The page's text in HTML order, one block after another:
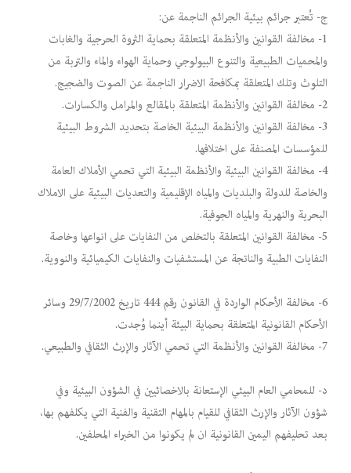
ج- تُعتبر جرائم بيئية الجرائم الناجمة عن:
1- مخالفة القوانين والأنظمة المتعلقة بحماية الثروة الحرجية والغابات
والمحميات الطبيعية والتنوع البيولوجي وحماية الهواء والماء والتربة من
التلوث وتلك المتعلقة بمكافحة الاضرار الناجمة عن الصوت والضجيج.
2- مخالفة القوانين والأنظمة المتعلقة بالمقالع والمرامل والكسارات.
3- مخالفة القوانين والأنظمة البيئية الخاصة بتحديد الشروط البيئية
للمؤسسات المصنفة على اختلافها.
4- مخالفة القوانين البيئية والأنظمة البيئية التي تحمي الأملاك العامة
والخاصة للدولة والبلديات والمياه الإقليمية والتعديات البيئية على الاملاك
البحرية والنهرية والمياه الجوفية.
5- مخالفة القوانين المتعلقة بالتخلص من النفايات على انواعها وخاصة
النفايات الطبية والناتجة عن المستشفيات والنفايات الكيميائية والنووية.
6- مخالفة الأحكام الواردة في القانون رقم 444 تاريخ 29/7/2002 وسائر
الأحكام القانونية المتعلقة بحماية البيئة أينما وُجدت.
7- مخالفة القوانين والأنظمة التي تحمي الآثار والإرث الثقافي والطبيعي.
د- للمحامي العام البيئي الإستعانة بالاخصائيين في الشؤون البيئية وفي
شؤون الآثار والإرث الثقافي للقيام بالمهام التقنية والفنية التي يكلفهم بها،
بعد تحليفهم اليمين القانونية ان لم يكونوا من الخبراء المحلفين.